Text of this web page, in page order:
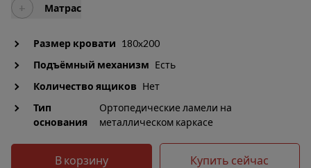
Размер кровати 180x200
Подъёмный механизм Есть
Количество ящиков Нет
Тип
основания
Ортопедические ламели на
металлическом каркасе
+ Матрас
В корзину Купить сейчас